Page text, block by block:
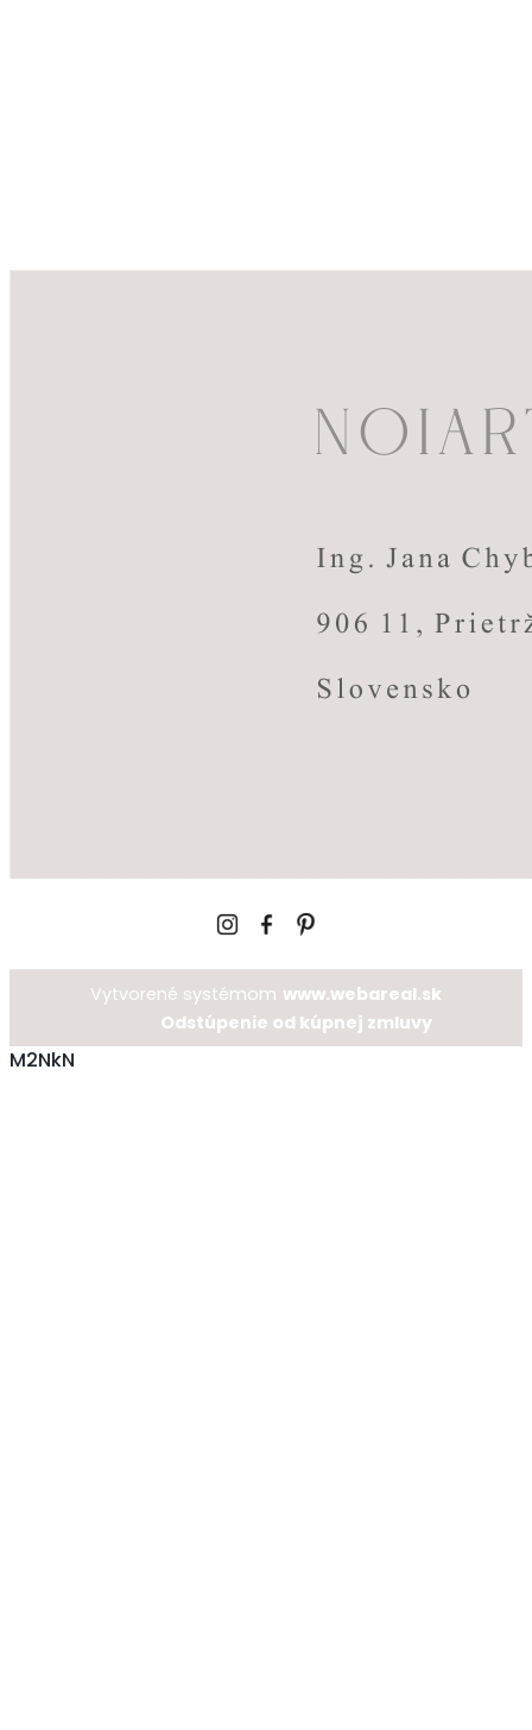
Vytvorené systémom www.webareal.sk
Odstúpenie od kúpnej zmluvy
M2NkN